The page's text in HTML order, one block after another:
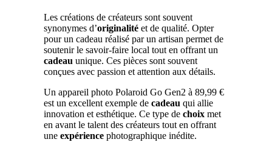
Les créations de créateurs sont souvent
synonymes d’originalité et de qualité. Opter
pour un cadeau réalisé par un artisan permet de
soutenir le savoir-faire local tout en offrant un
cadeau unique. Ces pièces sont souvent
conçues avec passion et attention aux détails.
Un appareil photo Polaroid Go Gen2 à 89,99 €
est un excellent exemple de cadeau qui allie
innovation et esthétique. Ce type de choix met
en avant le talent des créateurs tout en offrant
une expérience photographique inédite.